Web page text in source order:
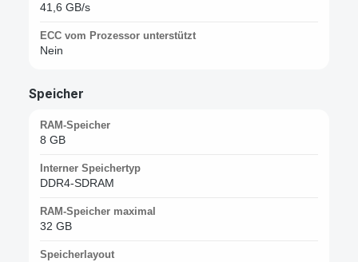
41,6 GB/s
ECC vom Prozessor unterstützt
Nein
Speicher
RAM-Speicher
8 GB
Interner Speichertyp
DDR4-SDRAM
RAM-Speicher maximal
32 GB
Speicherlayout